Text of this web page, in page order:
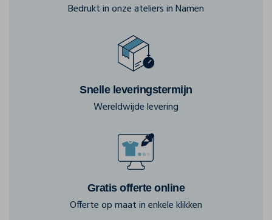
Bedrukt in onze ateliers in Namen
Snelle leveringstermijn
Wereldwijde levering
Gratis offerte online
Offerte op maat in enkele klikken